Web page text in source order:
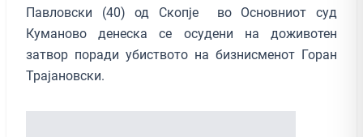
Павловски (40) од Скопје во Основниот суд
Куманово денеска се осудени на доживотен
затвор поради убиството на бизнисменот Горан
Трајановски.